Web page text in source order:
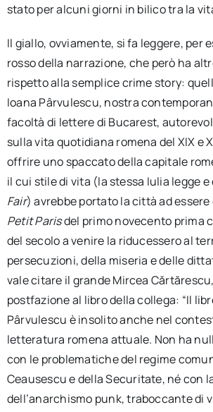
stato per alcuni giorni in bilico tra la
Il giallo, ovviamente, si fa leggere, per
rosso della narrazione, che però ha
rispetto alla semplice crime story:
Ioana Pârvulescu, nostra
facoltà di lettere di Bucarest,
sulla vita quotidiana romena del XIX e
offrire uno spaccato della capitale
il cui stile di vita (la stessa Iulia legge
Fair) avrebbe portato la città ad
Petit Parisdel primo novecento prima
del secolo a venire la riducessero al
persecuzioni, della miseria e delle
vale citare il grande Mircea
postfazione al libro della collega: “Il
Pârvulescu è insolito anche nel
letteratura romena attuale. Non ha
con le problematiche del regime
Ceausescu e della Securitate, né con
dell’anarchismo punk, traboccante di